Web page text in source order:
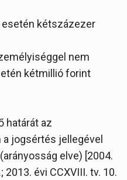
kétszázezer
nem
kétmillió forint
határát az
jogsértés jellegével
elve) [2004.
2013. évi CCXVIII. tv. 10.